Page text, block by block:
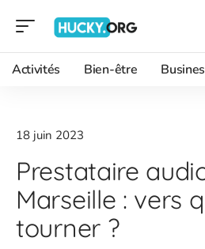
Activités Bien-être
18 juin 2023
Prestataire
Marseille : vers
tourner ?